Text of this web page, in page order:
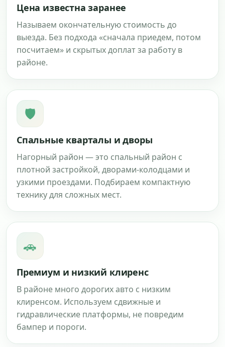
Цена известна заранее
Называем окончательную стоимость до
выезда. Без подхода «сначала приедем, потом
посчитаем» и скрытых доплат за работу в
районе.
🛡
Спальные кварталы и дворы
Нагорный район — это спальный район с
плотной застройкой, дворами-колодцами и
узкими проездами. Подбираем компактную
технику для сложных мест.
🚗
Премиум и низкий клиренс
В районе много дорогих авто с низким
клиренсом. Используем сдвижные и
гидравлические платформы, не повредим
бампер и пороги.